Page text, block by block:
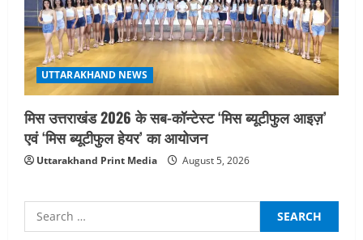
UTTARAKHAND NEWS
मिस उत्तराखंड 2026 के सब-कॉन्टेस्ट ‘मिस ब्यूटीफुल आइज़’
एवं ‘मिस ब्यूटीफुल हेयर’ का आयोजन
Uttarakhand Print Media August 5, 2026
Search
for: